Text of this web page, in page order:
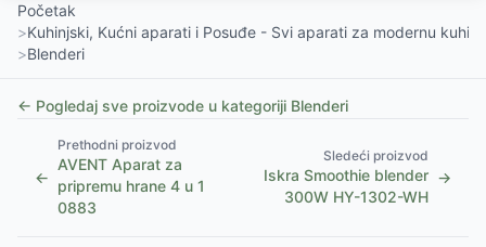
Početak
>Kuhinjski, Kućni aparati i Posuđe - Svi aparati za modernu
>Blenderi
← Pogledaj sve proizvode u kategoriji Blenderi
←
Prethodni proizvod
AVENT Aparat za
pripremu hrane 4 u 1
0883
Sledeći proizvod
Iskra Smoothie blender
300W HY-1302-WH
→